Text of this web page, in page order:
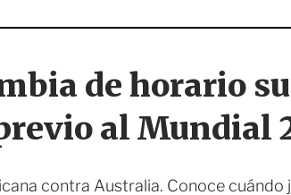
de horario su
al Mundial
contra Australia. Conoce cuándo